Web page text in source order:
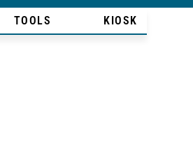
TOOLS KIOSK